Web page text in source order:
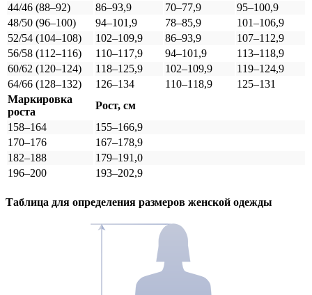
44/46 (88–92)
86–93,9 70–77,9
95–100,9
48/50 (96–100)
94–101,9 78–85,9
101–106,9
52/54 (104–108)
102–109,9 86–93,9
107–112,9
56/58 (112–116)
110–117,9 94–101,9
113–118,9
60/62 (120–124)
118–125,9 102–109,9
119–124,9
64/66 (128–132)
126–134 110–118,9
125–131
Маркировка
роста
Рост, см
158–164
155–166,9
170–176
167–178,9
182–188
179–191,0
196–200
193–202,9
Таблица для определения размеров женской одежды